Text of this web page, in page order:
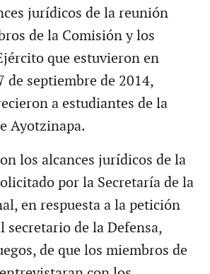
jurídicos de la reunión
de la Comisión y los
que estuvieron en
de septiembre de 2014,
a estudiantes de la
Ayotzinapa.
los alcances jurídicos de la
por la Secretaría de la
en respuesta a la petición
secretario de la Defensa,
de que los miembros de